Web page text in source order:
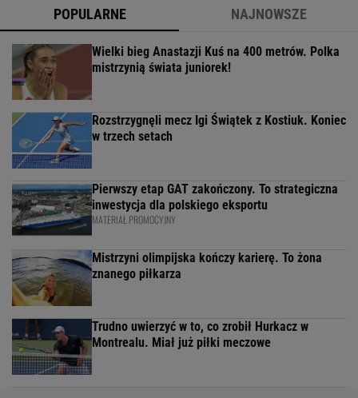
POPULARNE NAJNOWSZE
Wielki bieg Anastazji Kuś na 400 metrów. Polka
mistrzynią świata juniorek!
Rozstrzygnęli mecz Igi Świątek z Kostiuk. Koniec
w trzech setach
Pierwszy etap GAT zakończony. To strategiczna
inwestycja dla polskiego eksportu
MATERIAŁ PROMOCYJNY
Mistrzyni olimpijska kończy karierę. To żona
znanego piłkarza
Trudno uwierzyć w to, co zrobił Hurkacz w
Montrealu. Miał już piłki meczowe